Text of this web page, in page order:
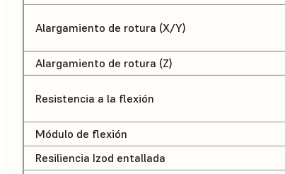
Alargamiento de rotura (X/Y)
Alargamiento de rotura (Z)
Resistencia a la flexión
Módulo de flexión
Resiliencia Izod entallada